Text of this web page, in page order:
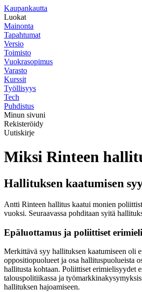
Kaupankautta
Luokat
Mainonta
Tapahtumat
Versio
Toimisto
Vuokrasopimus
Varasto
Kurssit
Työllisyys
Tech
Puhdistus
Minun sivuni
Rekisteröidy
Uutiskirje
Miksi Rinteen
Hallituksen kaatumisen
Antti Rinteen hallitus kaatui monien
vuoksi. Seuraavassa pohditaan syitä
Epäluottamus ja poliittiset
Merkittävä syy hallituksen kaatumiseen oli
oppositiopuolueet ja osa hallituspuolueista
hallitusta kohtaan. Poliittiset erimielisyydet
talouspolitiikassa ja
hallituksen hajoamiseen.